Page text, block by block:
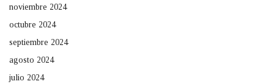
noviembre 2024
octubre 2024
septiembre 2024
agosto 2024
julio 2024